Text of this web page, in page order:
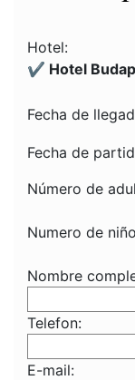
Hotel:
✔️ Hotel
Fecha de
Fecha de
Número de
Numero de
Nombre
Telefon:
E-mail: